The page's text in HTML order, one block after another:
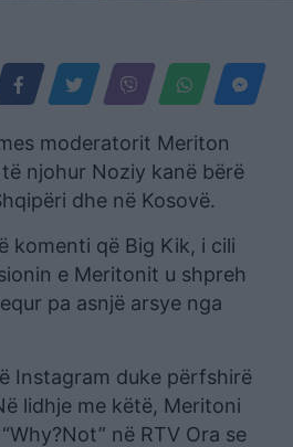
moderatorit Meriton
njohur Noziy kanë bërë
dhe në Kosovë.
komenti që Big Kik, i cili
e Meritonit u shpreh
pa asnjë arsye nga
Instagram duke përfshirë
lidhje me këtë, Meritoni
në RTV Ora se